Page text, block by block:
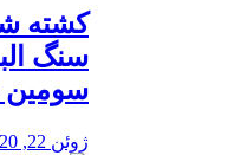
سنگ
ژوئن 22, 2020